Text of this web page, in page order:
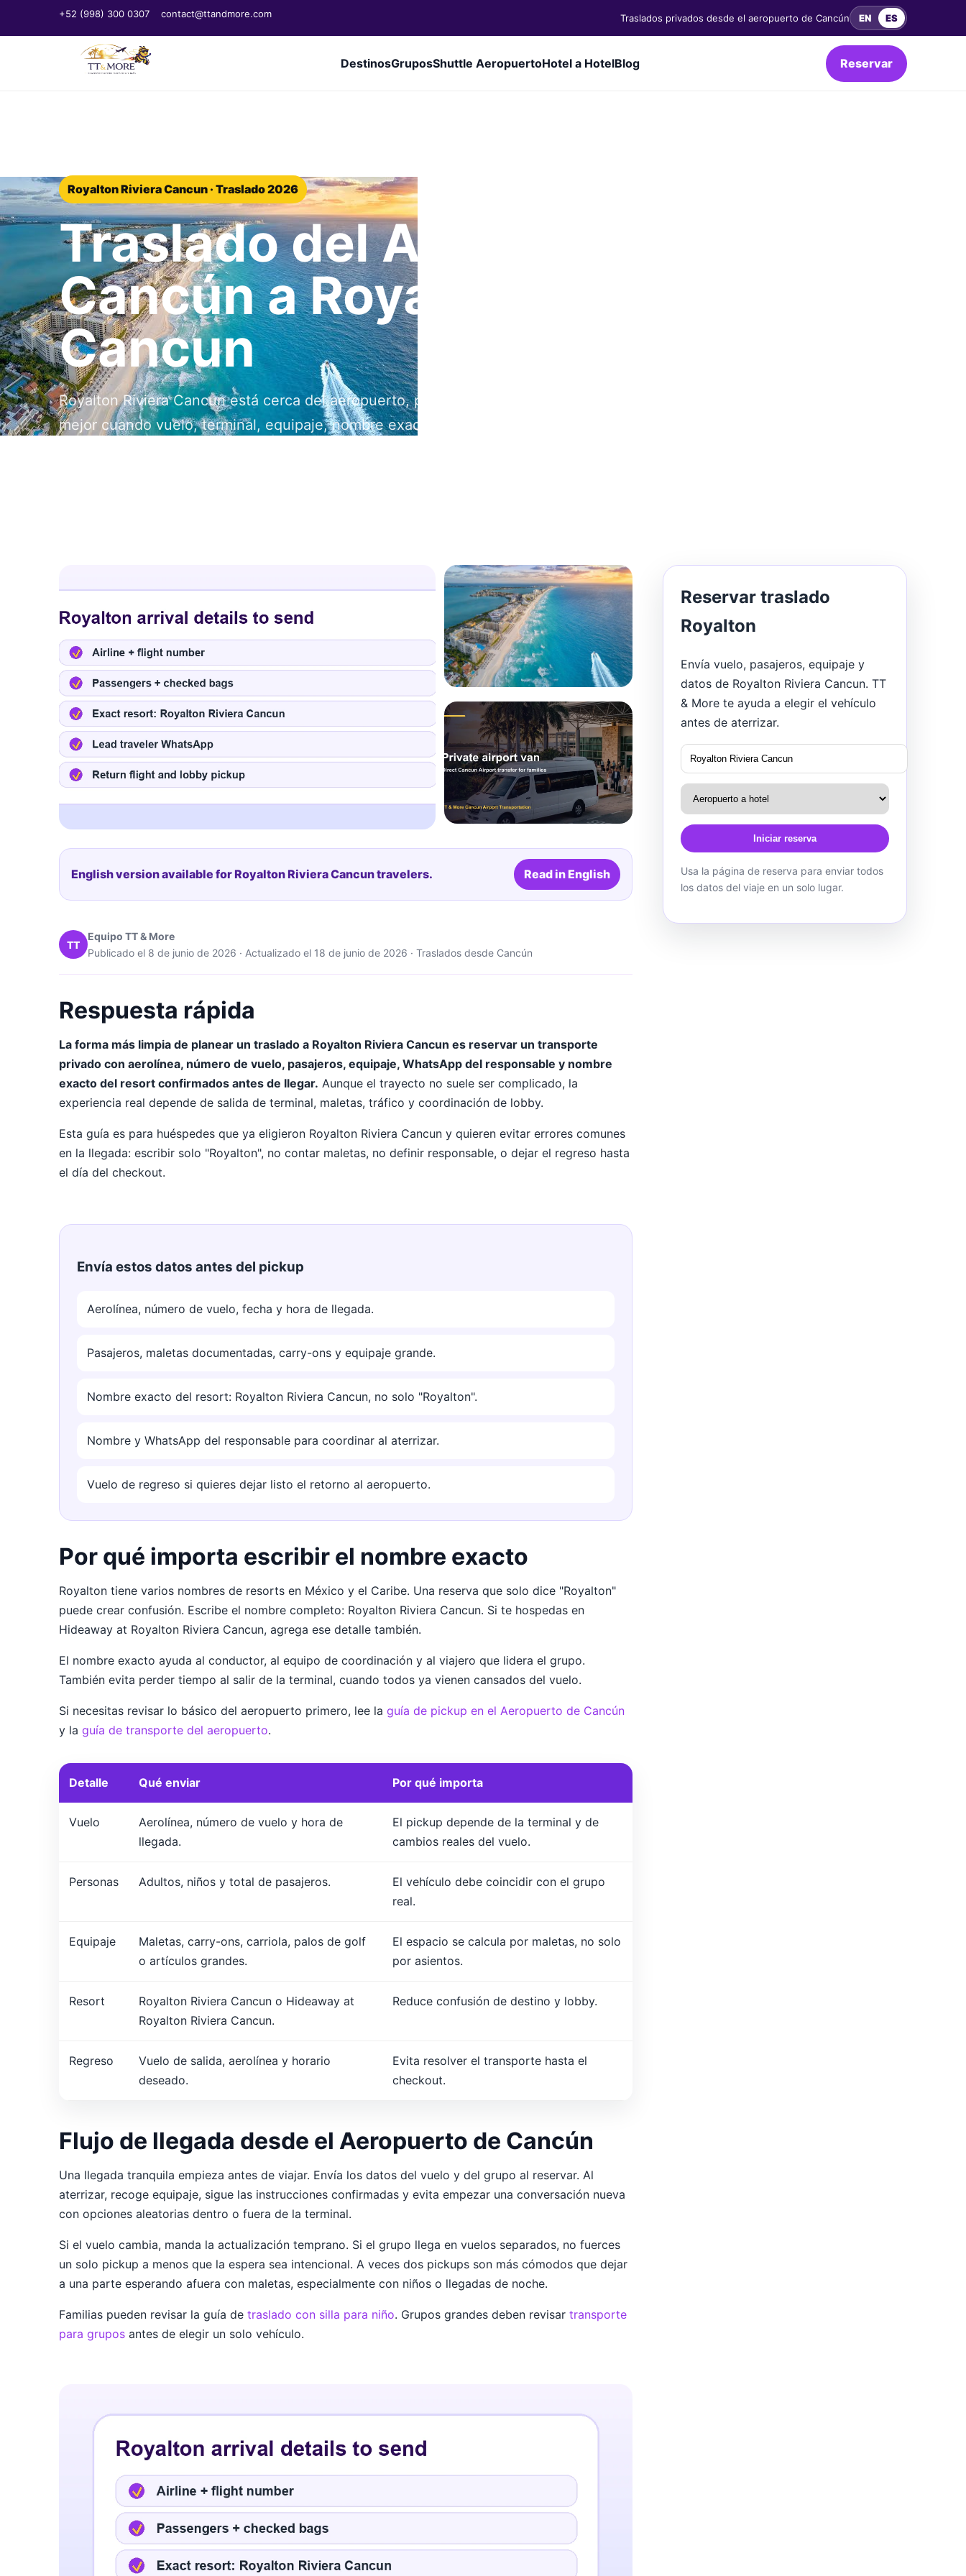
+52 (998) 300 0307 contact@ttandmore.com Traslados privados desde el aeropuerto de Cancún EN ES
DestinosGruposShuttle AeropuertoHotel a HotelBlog Reservar
Royalton Riviera Cancun · Traslado 2026
Traslado del Aeropuerto de
Cancún a Royalton Riviera
Cancun
Royalton Riviera Cancun está cerca del aeropuerto, pero el pickup funciona
mejor cuando vuelo, terminal, equipaje, nombre exacto del resort, responsable
English version available for Royalton Riviera Cancun travelers. Read in English
TT
Equipo TT & More
Publicado el 8 de junio de 2026 · Actualizado el 18 de junio de 2026 · Traslados desde Cancún
Respuesta rápida
La forma más limpia de planear un traslado a Royalton Riviera Cancun es reservar un transporte
privado con aerolínea, número de vuelo, pasajeros, equipaje, WhatsApp del responsable y nombre
exacto del resort confirmados antes de llegar. Aunque el trayecto no suele ser complicado, la
experiencia real depende de salida de terminal, maletas, tráfico y coordinación de lobby.
Esta guía es para huéspedes que ya eligieron Royalton Riviera Cancun y quieren evitar errores comunes
en la llegada: escribir solo "Royalton", no contar maletas, no definir responsable, o dejar el regreso hasta
el día del checkout.
Envía estos datos antes del pickup
Aerolínea, número de vuelo, fecha y hora de llegada.
Pasajeros, maletas documentadas, carry-ons y equipaje grande.
Nombre exacto del resort: Royalton Riviera Cancun, no solo "Royalton".
Nombre y WhatsApp del responsable para coordinar al aterrizar.
Vuelo de regreso si quieres dejar listo el retorno al aeropuerto.
Por qué importa escribir el nombre exacto
Royalton tiene varios nombres de resorts en México y el Caribe. Una reserva que solo dice "Royalton"
puede crear confusión. Escribe el nombre completo: Royalton Riviera Cancun. Si te hospedas en
Hideaway at Royalton Riviera Cancun, agrega ese detalle también.
El nombre exacto ayuda al conductor, al equipo de coordinación y al viajero que lidera el grupo.
También evita perder tiempo al salir de la terminal, cuando todos ya vienen cansados del vuelo.
Si necesitas revisar lo básico del aeropuerto primero, lee la guía de pickup en el Aeropuerto de Cancún
y la guía de transporte del aeropuerto.
Detalle Qué enviar Por qué importa
Vuelo
Aerolínea, número de vuelo y hora de
llegada.
El pickup depende de la terminal y de
cambios reales del vuelo.
Personas Adultos, niños y total de pasajeros.
El vehículo debe coincidir con el grupo
real.
Equipaje
Maletas, carry-ons, carriola, palos de golf
o artículos grandes.
El espacio se calcula por maletas, no solo
por asientos.
Resort
Royalton Riviera Cancun o Hideaway at
Royalton Riviera Cancun.
Reduce confusión de destino y lobby.
Regreso
Vuelo de salida, aerolínea y horario
deseado.
Evita resolver el transporte hasta el
checkout.
Flujo de llegada desde el Aeropuerto de Cancún
Una llegada tranquila empieza antes de viajar. Envía los datos del vuelo y del grupo al reservar. Al
aterrizar, recoge equipaje, sigue las instrucciones confirmadas y evita empezar una conversación nueva
con opciones aleatorias dentro o fuera de la terminal.
Si el vuelo cambia, manda la actualización temprano. Si el grupo llega en vuelos separados, no fuerces
un solo pickup a menos que la espera sea intencional. A veces dos pickups son más cómodos que dejar
a una parte esperando afuera con maletas, especialmente con niños o llegadas de noche.
Familias pueden revisar la guía de traslado con silla para niño. Grupos grandes deben revisar transporte
para grupos antes de elegir un solo vehículo.
Reservar traslado
Royalton
Envía vuelo, pasajeros, equipaje y
datos de Royalton Riviera Cancun. TT
& More te ayuda a elegir el vehículo
antes de aterrizar.
Iniciar reserva
Usa la página de reserva para enviar todos
los datos del viaje en un solo lugar.